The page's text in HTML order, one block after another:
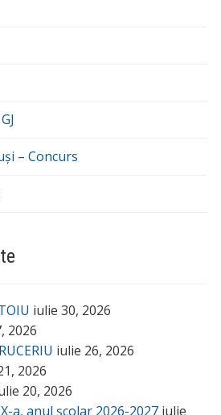
– Concurs
iulie 30, 2026
2026
iulie 26, 2026
2026
20, 2026
a, anul școlar 2026-2027 iulie